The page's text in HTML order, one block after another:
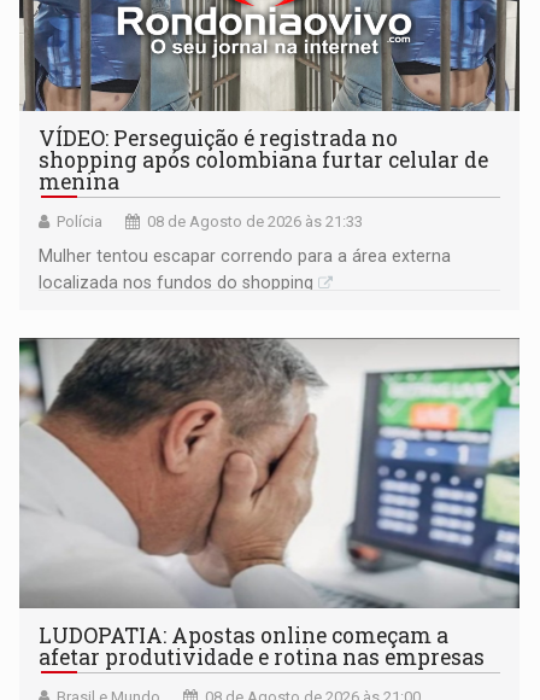
VÍDEO: Perseguição é registrada no
shopping após colombiana furtar celular de
menina
Polícia 08 de Agosto de 2026 às 21:33
Mulher tentou escapar correndo para a área externa
localizada nos fundos do shopping
LUDOPATIA: Apostas online começam a
afetar produtividade e rotina nas empresas